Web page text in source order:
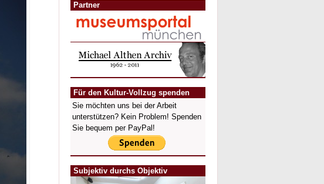
Partner
Für den Kultur-Vollzug spenden
Sie möchten uns bei der Arbeit
unterstützen? Kein Problem! Spenden
Sie bequem per PayPal!
Subjektiv durchs Objektiv